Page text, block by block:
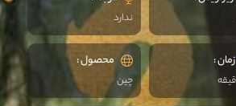
ندارد
زمان : محصول :
چين